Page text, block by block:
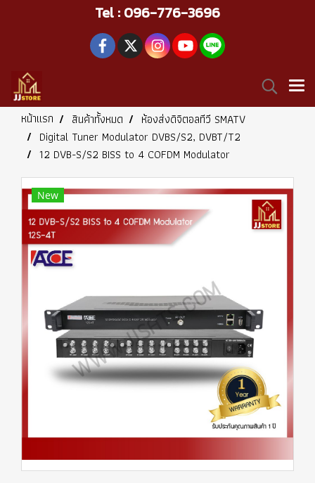
Tel : 096-776-3696
หน้าแรก สินค้าทั้งหมด
ห้องส่งดิจิตอลทีวี SMATV
Digital Tuner Modulator DVBS/S2, DVBT/T2
12 DVB-S/S2 BISS to 4 COFDM Modulator
New